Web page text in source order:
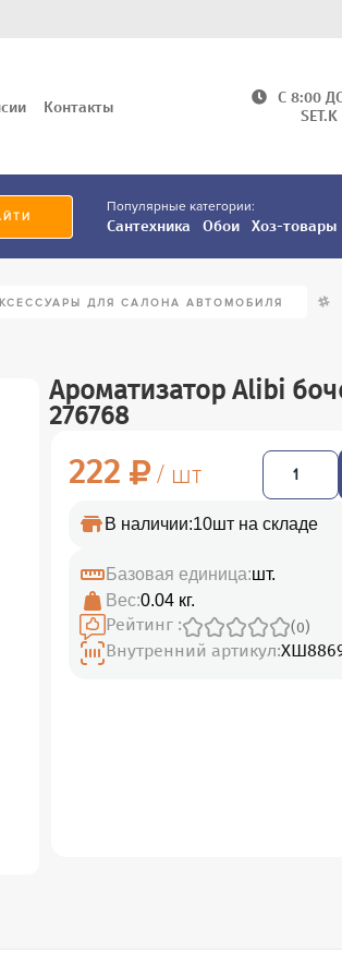
Контакты
C 8:00
SET.K
Популярные категории:
Сантехника Обои Хоз-товары
ДЛЯ САЛОНА АВТОМОБИЛЯ /
Ароматизатор Alibi
276768
222 / шт
В наличии:10шт на складе
Базовая единица:шт.
Вес:0.04 кг.
Рейтинг : (0)
Внутренний артикул: